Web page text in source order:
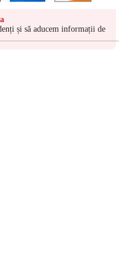
și să aducem informații de